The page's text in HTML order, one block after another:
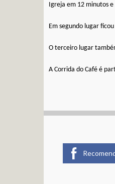
Igreja em 12 minutos e
Em segundo lugar
O terceiro lugar
A Corrida do Café é